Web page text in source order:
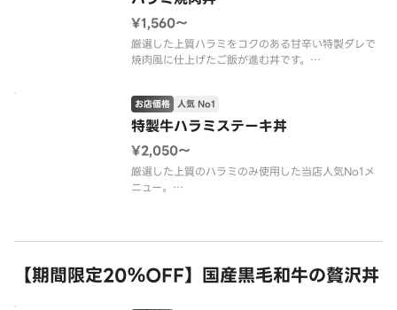
¥1,560〜
厳選した上質ハラミをコクのある甘辛い特製ダレで
焼肉風に仕上げたご飯が進む丼です。
万能ねぎ、特製ダレ】
国産米使用
※使い捨て容器でのご提供となります。
特製牛ハラミステーキ丼
お店価格 人気 No1
¥2,050〜
厳選した上質のハラミのみ使用した当店人気No1メ
ニュー。
万能ねぎ、特製ダレ】
国産米使用
【期間限定20％OFF】国産黒毛和牛の贅沢丼